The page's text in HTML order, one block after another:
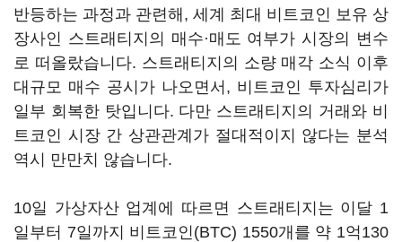
반등하는 과정과 관련해, 세계 최대 비트코인 보유 상
장사인 스트래티지의 매수·매도 여부가 시장의 변수
로 떠올랐습니다. 스트래티지의 소량 매각 소식 이후
대규모 매수 공시가 나오면서, 비트코인 투자심리가
일부 회복한 탓입니다. 다만 스트래티지의 거래와 비
트코인 시장 간 상관관계가 절대적이지 않다는 분석
역시 만만치 않습니다.
10일 가상자산 업계에 따르면 스트래티지는 이달 1
일부터 7일까지 비트코인(BTC) 1550개를 약 1억130